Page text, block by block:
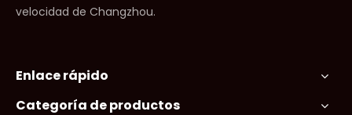
velocidad de Changzhou.
Enlace rápido
Categoría de productos